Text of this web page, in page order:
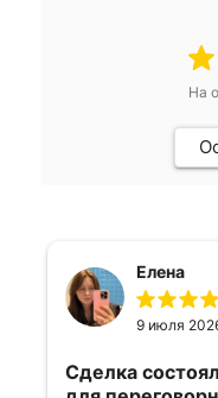
На
Елена
9 июля
Сделка